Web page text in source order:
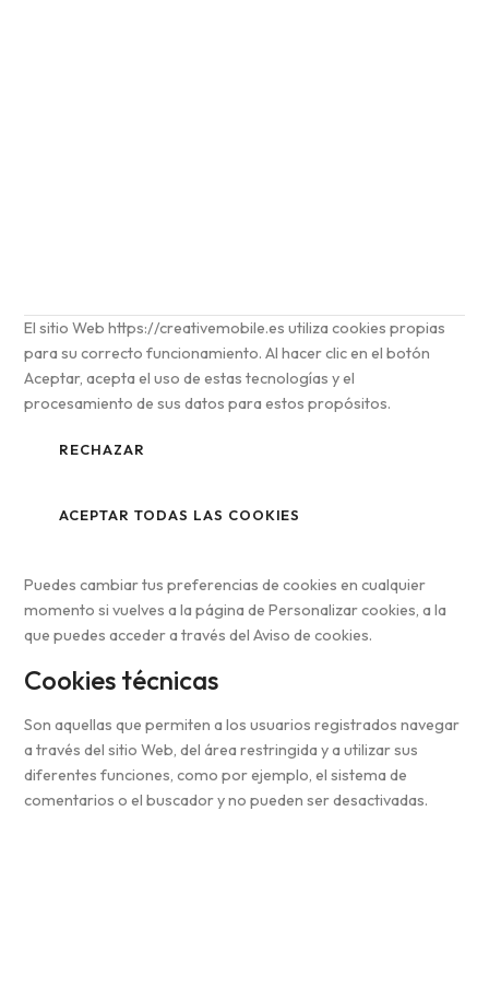
El sitio Web https://creativemobile.es utiliza cookies propias
para su correcto funcionamiento. Al hacer clic en el botón
Aceptar, acepta el uso de estas tecnologías y el
procesamiento de sus datos para estos propósitos.
RECHAZAR
ACEPTAR TODAS LAS COOKIES
Puedes cambiar tus preferencias de cookies en cualquier
momento si vuelves a la página de Personalizar cookies, a la
que puedes acceder a través del Aviso de cookies.
Cookies técnicas
Son aquellas que permiten a los usuarios registrados navegar
a través del sitio Web, del área restringida y a utilizar sus
diferentes funciones, como por ejemplo, el sistema de
comentarios o el buscador y no pueden ser desactivadas.